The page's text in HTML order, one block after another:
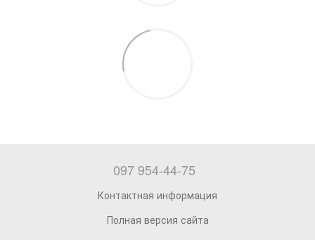
097 954-44-75
Контактная информация
Полная версия сайта